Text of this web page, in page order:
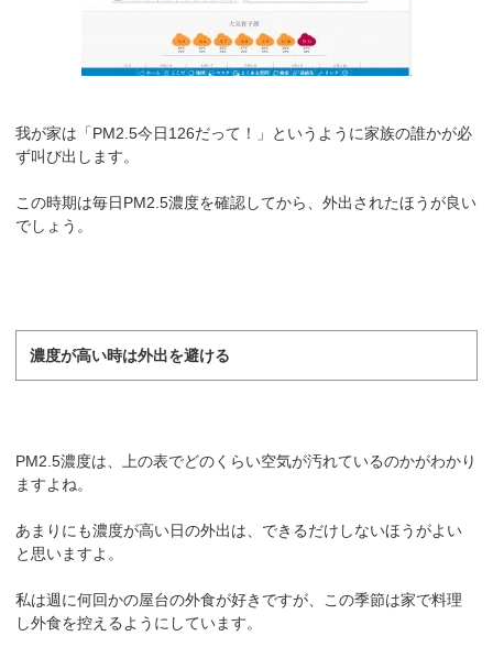
我が家は「PM2.5今日126だって！」というように家族の誰かが必
ず叫び出します。
この時期は毎日PM2.5濃度を確認してから、外出されたほうが良い
でしょう。
濃度が高い時は外出を避ける
PM2.5濃度は、上の表でどのくらい空気が汚れているのかがわかり
ますよね。
あまりにも濃度が高い日の外出は、できるだけしないほうがよい
と思いますよ。
私は週に何回かの屋台の外食が好きですが、この季節は家で料理
し外食を控えるようにしています。